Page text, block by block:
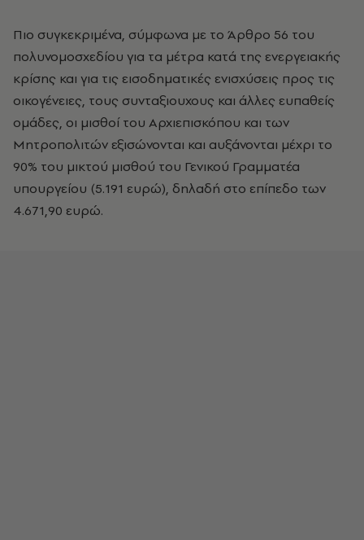
Πιο συγκεκριμένα, σύμφωνα με το Άρθρο 56 του
πολυνομοσχεδίου για τα μέτρα κατά της ενεργειακής
κρίσης και για τις εισοδηματικές ενισχύσεις προς τις
οικογένειες, τους συνταξιουχους και άλλες ευπαθείς
ομάδες, οι μισθοί του Αρχιεπισκόπου και των
Μητροπολιτών εξισώνονται και αυξάνονται μέχρι το
90% του μικτού μισθού του Γενικού Γραμματέα
υπουργείου (5.191 ευρώ), δηλαδή στο επίπεδο των
4.671,90 ευρώ.